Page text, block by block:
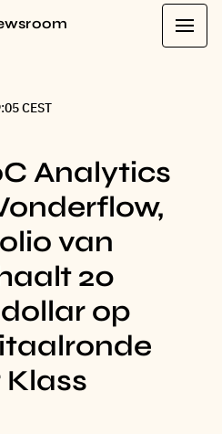
CEST
Analytics
van
20
op